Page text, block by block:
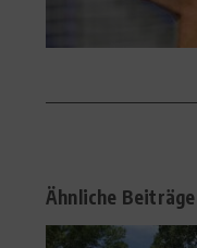
Ähnliche Beiträge